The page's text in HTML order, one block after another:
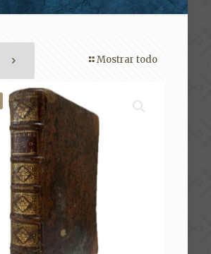
Mostrar todo